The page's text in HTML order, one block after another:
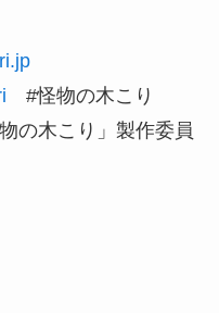
#怪物の木こり
の木こり」製作委員